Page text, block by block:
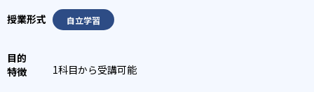
自立学習
1科目から受講可能